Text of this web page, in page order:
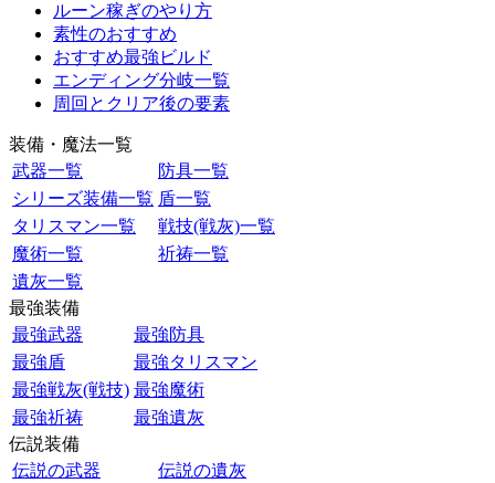
ルーン稼ぎのやり方
素性のおすすめ
おすすめ最強ビルド
エンディング分岐一覧
周回とクリア後の要素
装備・魔法一覧
武器一覧
防具一覧
シリーズ装備一覧 盾一覧
タリスマン一覧
戦技(戦灰)一覧
魔術一覧
祈祷一覧
遺灰一覧
最強装備
最強武器
最強防具
最強盾
最強タリスマン
最強戦灰(戦技) 最強魔術
最強祈祷
最強遺灰
伝説装備
伝説の武器
伝説の遺灰